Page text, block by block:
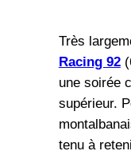
Très
Racing 92
une soirée
supérieur.
tenu à